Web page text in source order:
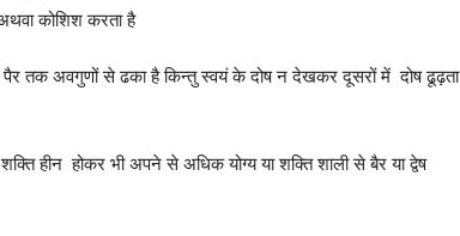
कोशिश करता है
पैर तक अवगुणों से ढका है किन्तु स्वयं के दोष न देखकर दूसरों में दोष ढूढ़ता
हीन होकर भी अपने से अधिक योग्य या शक्ति शाली से बैर या द्वेष